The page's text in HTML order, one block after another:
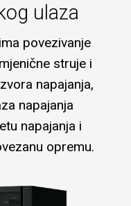
ulaza
povezivanje
struje i
napajanja,
napajanja
napajanja i
opremu.